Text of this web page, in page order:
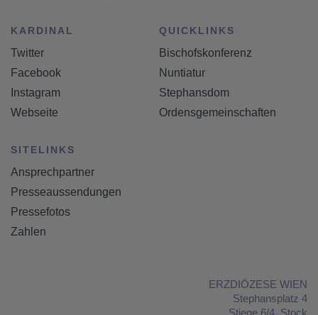
KARDINAL
Twitter
Facebook
Instagram
Webseite
QUICKLINKS
Bischofskonferenz
Nuntiatur
Stephansdom
Ordensgemeinschaften
SITELINKS
Ansprechpartner
Presseaussendungen
Pressefotos
Zahlen
ERZDIÖZESE WIEN
Stephansplatz 4
Stiege 6/4. Stock